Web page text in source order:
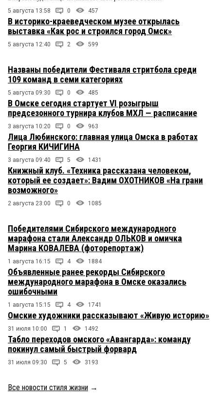
5 августа 13:58 0 457
В историко-краеведческом музее открылась
выставка «Как рос и строился город Омск»
5 августа 12:40 2 599
Названы победители Фестиваля стритбола среди
109 команд в семи категориях
5 августа 09:30 0 485
В Омске сегодня стартует VI розыгрыш
предсезонного турнира клубов МХЛ — расписание
3 августа 10:20 0 963
Лица Любинского: главная улица Омска в работах
Георгия КИЧИГИНА
3 августа 09:40 5 1431
Книжный клуб. «Техника рассказана человеком,
который ее создает»: Вадим ОХОТНИКОВ «На грани
возможного»
2 августа 23:00 0 1085
Победителями Сибирского международного
марафона стали Александр ОЛЬКОВ и омичка
Марина КОВАЛЕВА (фоторепортаж)
1 августа 16:15 4 1884
Объявленные ранее рекорды Сибирского
международного марафона в Омске оказались
ошибочными
1 августа 15:15 4 1741
Омские художники рассказывают «Живую историю»
31 июля 10:00 1 1492
Табло переходов омского «Авангарда»: команду
покинул самый быстрый форвард
31 июля 09:30 5 3193
Все новости стиля жизни →